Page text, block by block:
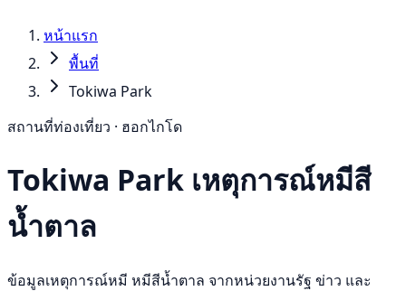
หน้าแรก
พื้นที่
Tokiwa Park
สถานที่ท่องเที่ยว · ฮอกไกโด
Tokiwa Park เหตุการณ์หมีสี
น้ำตาล
ข้อมูลเหตุการณ์หมี หมีสีน้ำตาล จากหน่วยงานรัฐ ข่าว และ